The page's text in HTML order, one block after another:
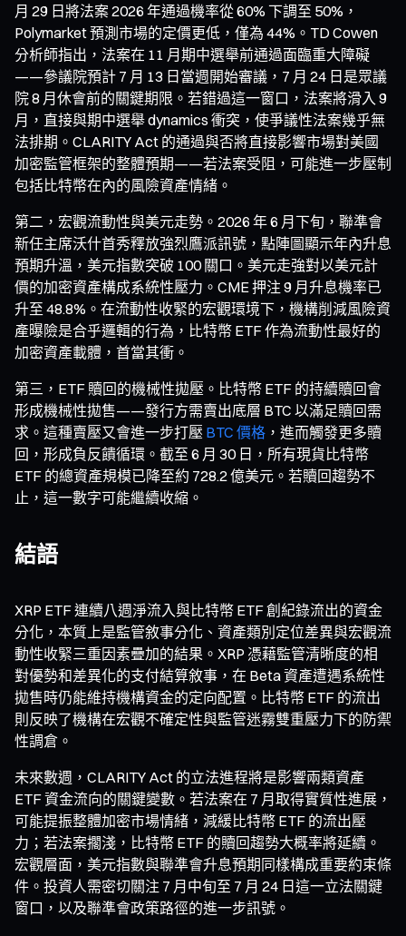
月 29 日將法案 2026 年通過機率從 60% 下調至 50%，
Polymarket 預測市場的定價更低，僅為 44%。TD Cowen
分析師指出，法案在 11 月期中選舉前通過面臨重大障礙
——參議院預計 7 月 13 日當週開始審議，7 月 24 日是眾議
院 8 月休會前的關鍵期限。若錯過這一窗口，法案將滑入 9
月，直接與期中選舉 dynamics 衝突，使爭議性法案幾乎無
法排期。CLARITY Act 的通過與否將直接影響市場對美國
加密監管框架的整體預期——若法案受阻，可能進一步壓制
包括比特幣在內的風險資產情緒。
第二，宏觀流動性與美元走勢。2026 年 6 月下旬，聯準會
新任主席沃什首秀釋放強烈鷹派訊號，點陣圖顯示年內升息
預期升溫，美元指數突破 100 關口。美元走強對以美元計
價的加密資產構成系統性壓力。CME 押注 9 月升息機率已
升至 48.8%。在流動性收緊的宏觀環境下，機構削減風險資
產曝險是合乎邏輯的行為，比特幣 ETF 作為流動性最好的
加密資產載體，首當其衝。
第三，ETF 贖回的機械性拋壓。比特幣 ETF 的持續贖回會
形成機械性拋售——發行方需賣出底層 BTC 以滿足贖回需
求。這種賣壓又會進一步打壓 BTC 價格 ，進而觸發更多贖
回，形成負反饋循環。截至 6 月 30 日，所有現貨比特幣
ETF 的總資產規模已降至約 728.2 億美元。若贖回趨勢不
止，這一數字可能繼續收縮。
結語
XRP ETF 連續八週淨流入與比特幣 ETF 創紀錄流出的資金
分化，本質上是監管敘事分化、資產類別定位差異與宏觀流
動性收緊三重因素疊加的結果。XRP 憑藉監管清晰度的相
對優勢和差異化的支付結算敘事，在 Beta 資產遭遇系統性
拋售時仍能維持機構資金的定向配置。比特幣 ETF 的流出
則反映了機構在宏觀不確定性與監管迷霧雙重壓力下的防禦
性調倉。
未來數週，CLARITY Act 的立法進程將是影響兩類資產
ETF 資金流向的關鍵變數。若法案在 7 月取得實質性進展，
可能提振整體加密市場情緒，減緩比特幣 ETF 的流出壓
力；若法案擱淺，比特幣 ETF 的贖回趨勢大概率將延續。
宏觀層面，美元指數與聯準會升息預期同樣構成重要約束條
件。投資人需密切關注 7 月中旬至 7 月 24 日這一立法關鍵
窗口，以及聯準會政策路徑的進一步訊號。